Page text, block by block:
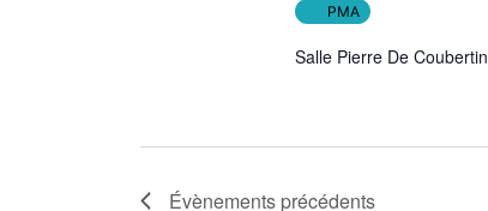
PMA
Salle Pierre De Coubertin
Évènements précédents